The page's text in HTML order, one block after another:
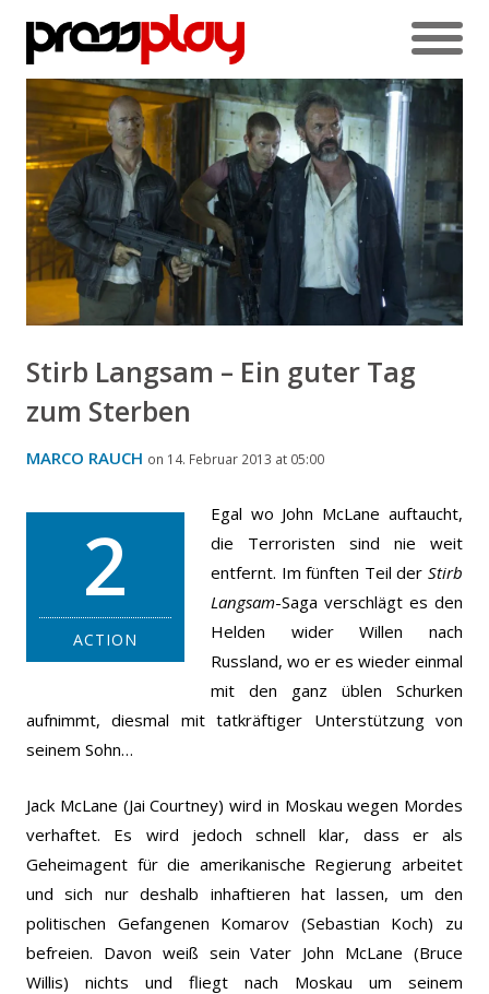
Stirb Langsam – Ein guter Tag
zum Sterben
MARCO RAUCH on 14. Februar 2013 at 05:00
2
ACTION
Egal wo John McLane auftaucht,
die Terroristen sind nie weit
entfernt. Im fünften Teil der Stirb
Langsam-Saga verschlägt es den
Helden wider Willen nach
Russland, wo er es wieder einmal
mit den ganz üblen Schurken
aufnimmt, diesmal mit tatkräftiger Unterstützung von
seinem Sohn…
Jack McLane (Jai Courtney) wird in Moskau wegen Mordes
verhaftet. Es wird jedoch schnell klar, dass er als
Geheimagent für die amerikanische Regierung arbeitet
und sich nur deshalb inhaftieren hat lassen, um den
politischen Gefangenen Komarov (Sebastian Koch) zu
befreien. Davon weiß sein Vater John McLane (Bruce
Willis) nichts und fliegt nach Moskau um seinem